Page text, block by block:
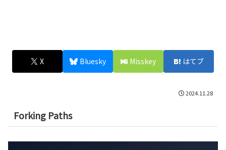
X Bluesky Misskey はてブ
2024.11.28
Forking Paths